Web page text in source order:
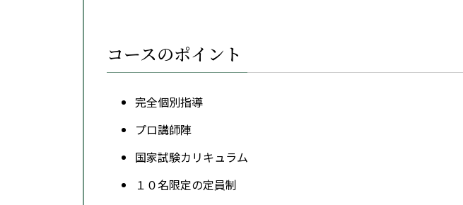
コースのポイント
完全個別指導
プロ講師陣
国家試験カリキュラム
１０名限定の定員制